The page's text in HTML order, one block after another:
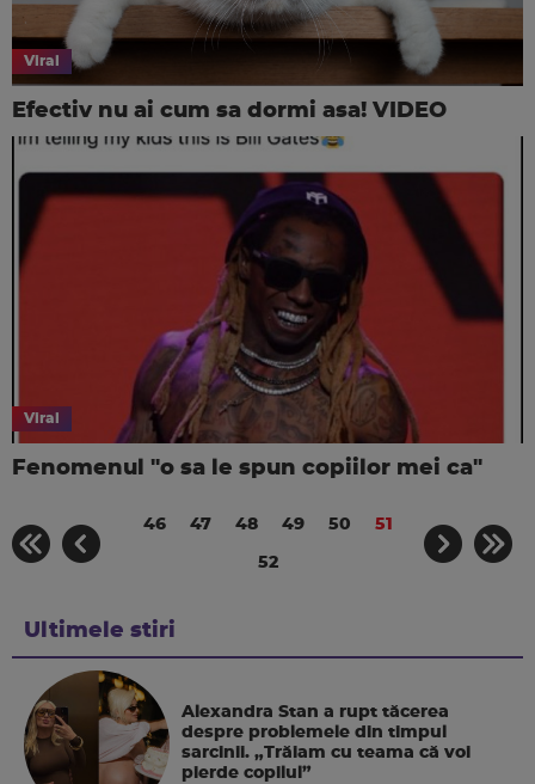
Viral
Efectiv nu ai cum sa dormi asa! VIDEO
Viral
Fenomenul "o sa le spun copiilor mei ca"
46 47 48 49 50 51
52
Ultimele stiri
Alexandra Stan a rupt tăcerea
despre problemele din timpul
sarcinii. „Trăiam cu teama că voi
pierde copilul”